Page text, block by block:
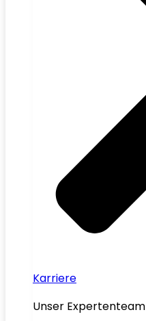
Karriere
Unser Expertenteam